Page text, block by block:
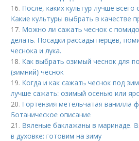
16. После, каких культур лучше всего
Какие культуры выбрать в качестве
17. Можно ли сажать чеснок с
делать. Посадки рассады перцев,
чеснока и лука.
18. Как выбрать озимый чеснок для
(зимний) чеснок
19. Когда и как сажать чеснок под
лучше сажать: озимый осенью или
20. Гортензия метельчатая ванилла
Ботаническое описание
21. Вяленые баклажаны в маринаде.
в духовке: готовим на зиму